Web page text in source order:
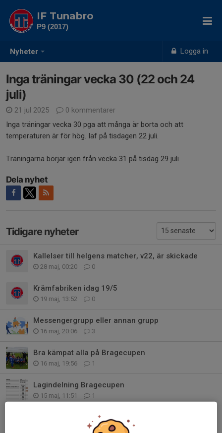
Nyheter Logga in
IF Tunabro
P9 (2017)
Inga träningar vecka 30 (22 och 24
juli)
21 jul 2025
0 kommentarer
Inga träningar vecka 30 pga att många är borta och att
temperaturen är för hög. Iaf på tisdagen 22 juli.
Träningarna börjar igen från vecka 31 på tisdag 29 juli
Dela nyhet
Tidigare nyheter
Kallelser till helgens matcher, v22, är skickade
28 maj, 00:20 0
Krämfabriken idag 19/5
19 maj, 13:52 0
Messengergrupp eller annan grupp
16 maj, 20:06 3
Bra kämpat alla på Bragecupen
16 maj, 19:56 1
Lagindelning Bragecupen
15 maj, 11:51 1
Arbetspass krämfabriken 19/5
0